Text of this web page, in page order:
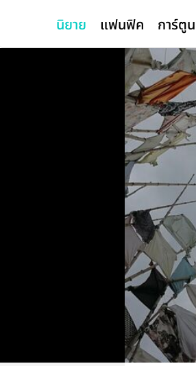
นิยาย แฟนฟิค การ์ตูน